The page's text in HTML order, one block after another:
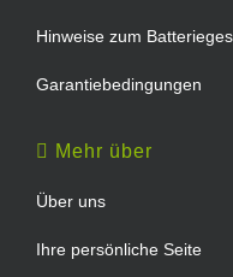
Hinweise zum
Garantiebedingungen
Mehr über
Über uns
Ihre persönliche Seite